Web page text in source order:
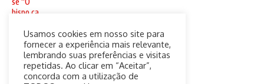
bispo ca ...
setembro
de 2024
Usamos cookies em nosso site para
fornecer a experiência mais relevante,
lembrando suas preferências e visitas
repetidas. Ao clicar em “Aceitar”,
concorda com a utilização de